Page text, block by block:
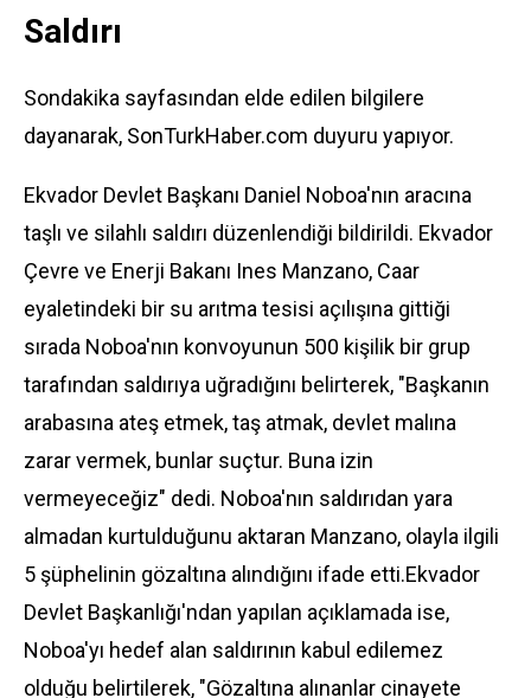
Saldırı
Sondakika sayfasından elde edilen bilgilere
dayanarak, SonTurkHaber.com duyuru yapıyor.
Ekvador Devlet Başkanı Daniel Noboa'nın aracına
taşlı ve silahlı saldırı düzenlendiği bildirildi. Ekvador
Çevre ve Enerji Bakanı Ines Manzano, Caar
eyaletindeki bir su arıtma tesisi açılışına gittiği
sırada Noboa'nın konvoyunun 500 kişilik bir grup
tarafından saldırıya uğradığını belirterek, "Başkanın
arabasına ateş etmek, taş atmak, devlet malına
zarar vermek, bunlar suçtur. Buna izin
vermeyeceğiz" dedi. Noboa'nın saldırıdan yara
almadan kurtulduğunu aktaran Manzano, olayla ilgili
5 şüphelinin gözaltına alındığını ifade etti.Ekvador
Devlet Başkanlığı'ndan yapılan açıklamada ise,
Noboa'yı hedef alan saldırının kabul edilemez
olduğu belirtilerek, "Gözaltına alınanlar cinayete